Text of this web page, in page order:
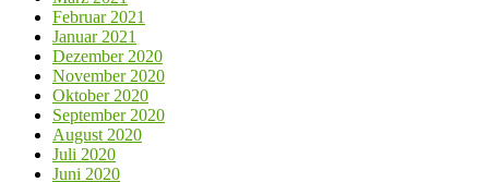
Februar 2021
Januar 2021
Dezember 2020
November 2020
Oktober 2020
September 2020
August 2020
Juli 2020
Juni 2020